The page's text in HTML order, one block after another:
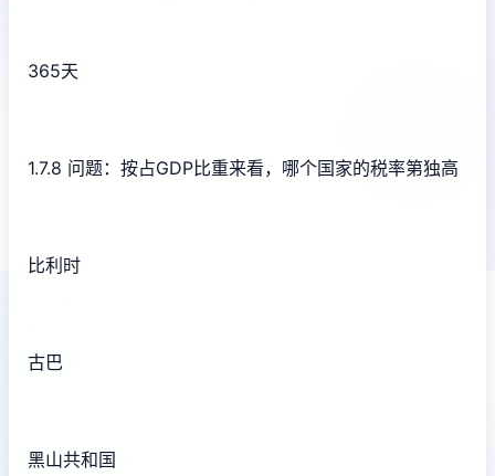
365天
1.7.8 问题：按占GDP比重来看，哪个国家的税率第独高
比利时
古巴
黑山共和国